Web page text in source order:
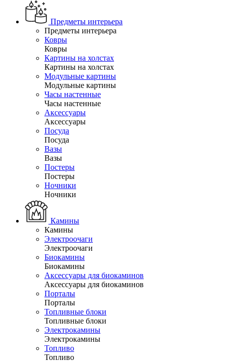
Предметы интерьера
Предметы интерьера
Ковры
Ковры
Картины на холстах
Картины на холстах
Модульные картины
Модульные картины
Часы настенные
Часы настенные
Аксессуары
Аксессуары
Посуда
Посуда
Вазы
Вазы
Постеры
Постеры
Ночники
Ночники
Камины
Камины
Электроочаги
Электроочаги
Биокамины
Биокамины
Аксессуары для биокаминов
Аксессуары для биокаминов
Порталы
Порталы
Топливные блоки
Топливные блоки
Электрокамины
Электрокамины
Топливо
Топливо